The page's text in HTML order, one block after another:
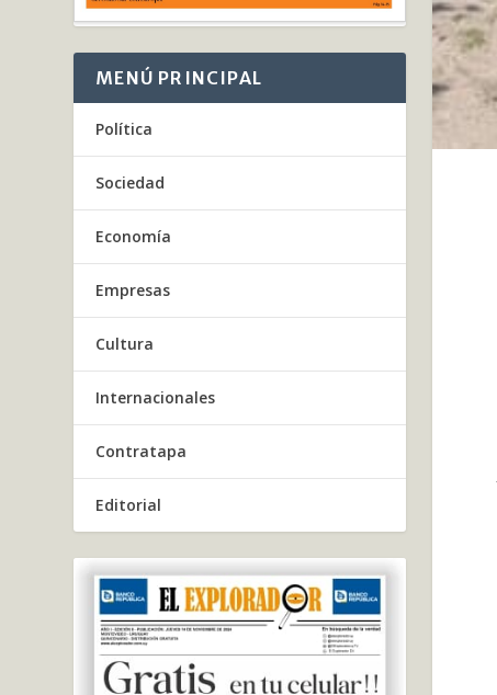
MENÚ PRINCIPAL
Política
Sociedad
Economía
Empresas
Cultura
Internacionales
Contratapa
Editorial